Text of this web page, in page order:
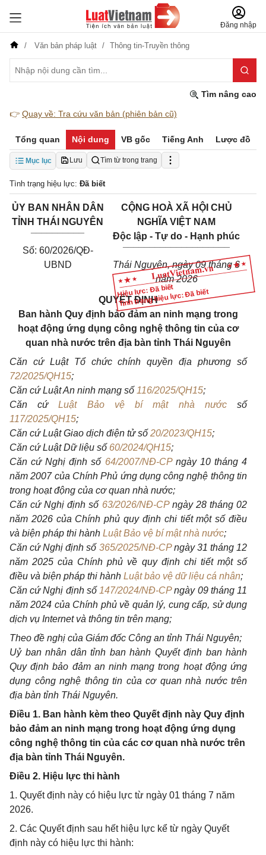
Đăng nhập
Văn bản pháp luật Thông tin-Truyền thông
Tìm nâng cao
👉 Quay về: Tra cứu văn bản (phiên bản cũ)
Tổng quan Nội dung VB gốc Tiếng Anh Lược đồ
Mục lục Lưu Tìm từ trong trang
Tình trạng hiệu lực: Đã biết
Hiệu lực: Đã biết
Tình trạng hiệu lực: Đã biết
ỦY BAN NHÂN DÂN
TỈNH THÁI NGUYÊN
Số: 60/2026/QĐ-
UBND
CỘNG HOÀ XÃ HỘI CHỦ
NGHĨA VIỆT NAM
Độc lập - Tự do - Hạnh phúc
____________________
Thái Nguyên, ngày 09 tháng 6
năm 2026
QUYẾT ĐỊNH
Ban hành Quy định bảo đảm an ninh mạng trong
hoạt động ứng dụng công nghệ thông tin của cơ
quan nhà nước trên địa bàn tỉnh Thái Nguyên
Căn cứ Luật Tổ chức chính quyền địa phương số
72/2025/QH15;
Căn cứ Luật An ninh mạng số 116/2025/QH15;
Căn cứLuật Bảo vệ bí mật nhà nướcsố
117/2025/QH15;
Căn cứ Luật Giao dịch điện tử số 20/2023/QH15;
Căn cứ Luật Dữ liệu số 60/2024/QH15;
Căn cứ Nghị định số 64/2007/NĐ-CPngày 10 tháng 4
năm 2007 của Chính Phủ ứng dụng công nghệ thông tin
trong hoạt động của cơ quan nhà nước;
Căn cứ Nghị định số 63/2026/NĐ-CPngày 28 tháng 02
năm 2026 của Chính phủ quy định chi tiết một số điều
và biện pháp thi hành Luật Bảo vệ bí mật nhà nước;
Căn cứ Nghị định số 365/2025/NĐ-CPngày 31 tháng 12
năm 2025 của Chính phủ về quy định chi tiết một số
điều và biện pháp thi hành Luật bảo vệ dữ liệu cá nhân;
Căn cứ Nghị định số 147/2024/NĐ-CPngày 09 tháng 11
năm 2024 của Chính phủ về quản lý, cung cấp, sử dụng
dịch vụ Internet và thông tin trên mạng;
Theo đề nghị của Giám đốc Công an tỉnh Thái Nguyên;
Uỷ ban nhân dân tỉnh ban hành Quyết định ban hành
Quy định bảo đảm an ninh mạng trong hoạt động ứng
dụng công nghệ thông tin của cơ quan nhà nước trên
địa bàn tỉnh Thái Nguyên.
Điều 1. Ban hành kèm theo Quyết định này Quy định
bảo đảm an ninh mạng trong hoạt động ứng dụng
công nghệ thông tin của các cơ quan nhà nước trên
địa bàn tỉnh Thái Nguyên.
Điều 2. Hiệu lực thi hành
1. Quyết định này có hiệu lực từ ngày 01 tháng 7 năm
2026.
2. Các Quyết định sau hết hiệu lực kể từ ngày Quyết
định này có hiệu lực thi hành: